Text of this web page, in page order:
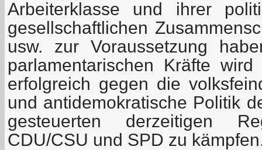
Arbeiterklasse und ihrer
gesellschaftlichen
usw. zur Voraussetzung
parlamentarischen Kräfte
erfolgreich gegen die
und antidemokratische Politik
gesteuerten derzeitigen
CDU/CSU und SPD zu